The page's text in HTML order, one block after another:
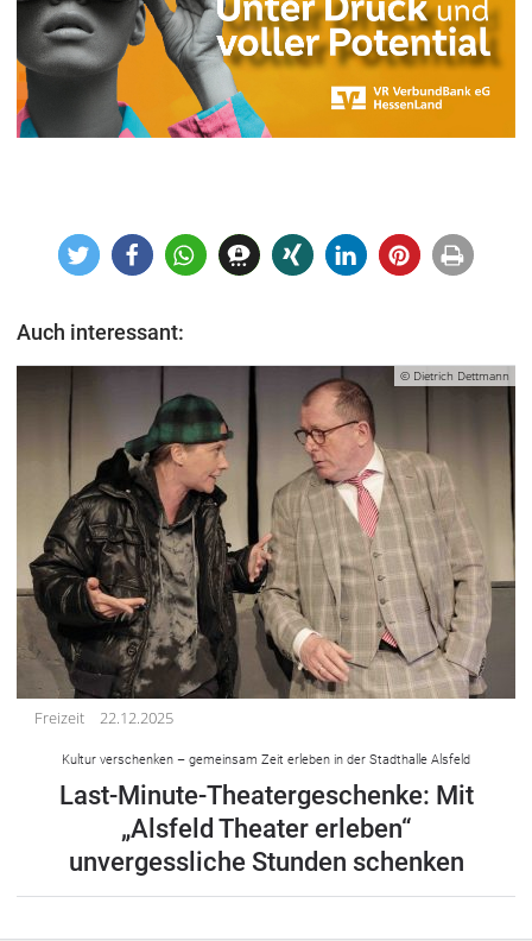
Auch interessant:
© Dietrich Dettmann
Freizeit 22.12.2025
Kultur verschenken – gemeinsam Zeit erleben in der Stadthalle Alsfeld
Last-Minute-Theatergeschenke: Mit
„Alsfeld Theater erleben“
unvergessliche Stunden schenken